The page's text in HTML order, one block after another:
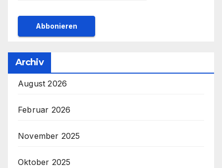
Archiv
August 2026
Februar 2026
November 2025
Oktober 2025